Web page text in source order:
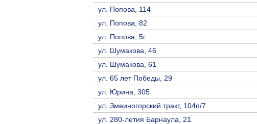
ул. Попова, 114
ул. Попова, 82
ул. Попова, 5г
ул. Шумакова, 46
ул. Шумакова, 61
ул. 65 лет Победы, 29
ул. Юрина, 305
ул. Змеиногорский тракт, 104п/7
ул. 280-летия Барнаула, 21